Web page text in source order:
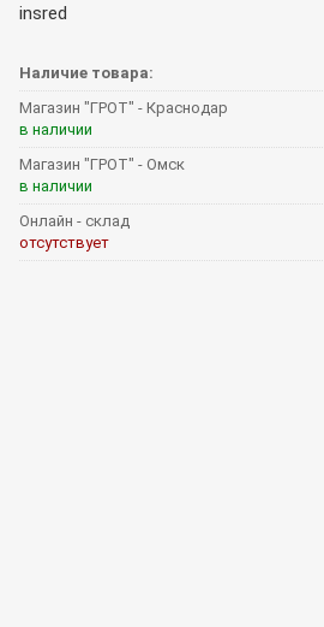
insred
Наличие товара:
Магазин "ГРОТ" - Краснодар
в наличии
Магазин "ГРОТ" - Омск
в наличии
Онлайн - склад
отсутствует